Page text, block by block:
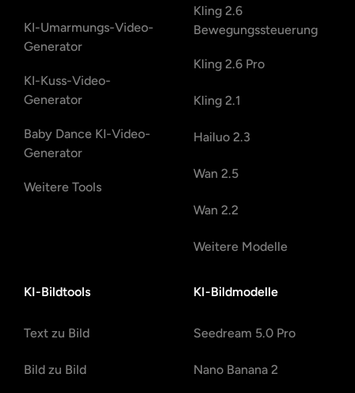
KI-Umarmungs-Video-
Generator
KI-Kuss-Video-
Generator
Baby Dance KI-Video-
Generator
Weitere Tools
Kling 2.6
Bewegungssteuerung
Kling 2.6 Pro
Kling 2.1
Hailuo 2.3
Wan 2.5
Wan 2.2
Weitere Modelle
KI-Bildtools
Text zu Bild
Bild zu Bild
KI-Bildmodelle
Seedream 5.0 Pro
Nano Banana 2